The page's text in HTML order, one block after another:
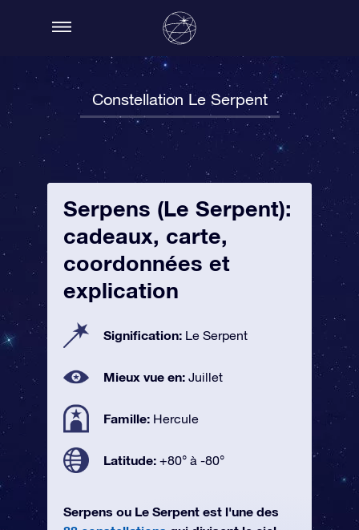
Constellation Le Serpent
Serpens (Le Serpent):
cadeaux, carte,
coordonnées et
explication
Signification: Le Serpent
Mieux vue en: Juillet
Famille: Hercule
Latitude: +80° à -80°
Serpens ou Le Serpent est l'une des